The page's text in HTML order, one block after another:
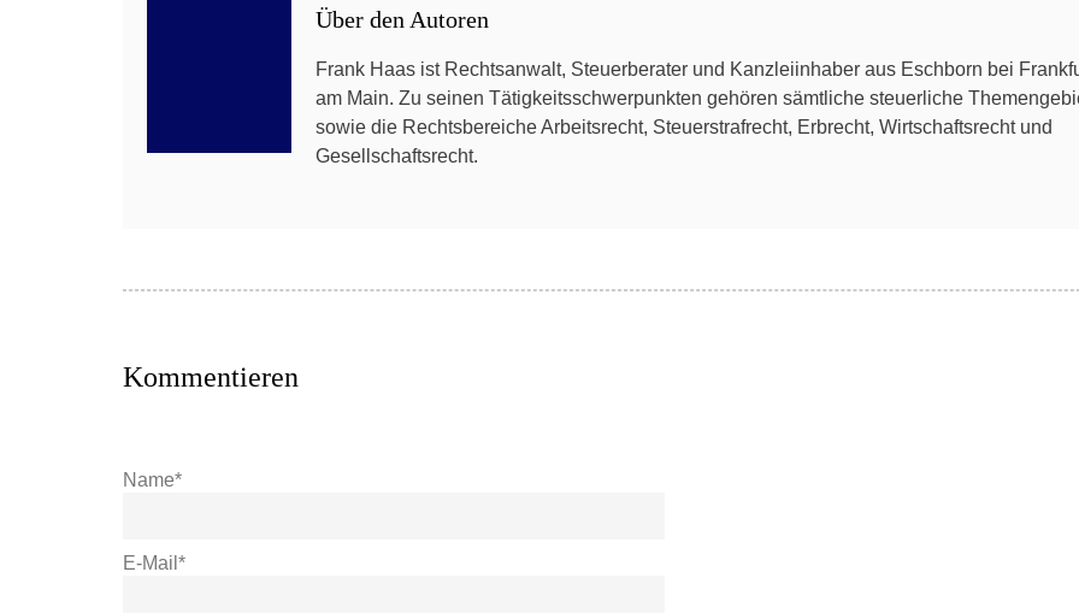
Über den Autoren
Frank Haas ist Rechtsanwalt, Steuerberater und Kanzleiinhaber aus Eschborn bei
am Main. Zu seinen Tätigkeitsschwerpunkten gehören sämtliche steuerliche
sowie die Rechtsbereiche Arbeitsrecht, Steuerstrafrecht, Erbrecht, Wirtschaftsrecht und
Gesellschaftsrecht.
Kommentieren
Name*
E-Mail*